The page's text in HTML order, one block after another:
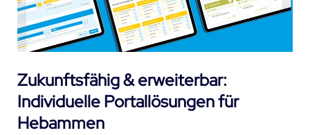
Zukunftsfähig & erweiterbar:
Individuelle Portallösungen für
Hebammen